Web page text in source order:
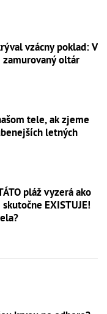
vzácny poklad: V
oltár
tele, ak zjeme
letných
pláž vyzerá ako
EXISTUJE!